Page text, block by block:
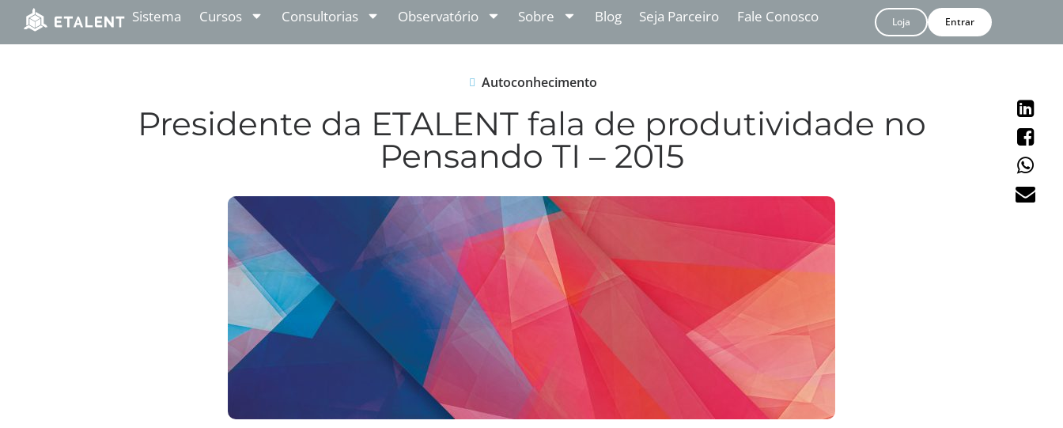
Sistema Cursos Consultorias Observatório Sobre Blog Seja Parceiro Fale Conosco Loja Entrar
Autoconhecimento
Presidente da ETALENT fala de produtividade no
Pensando TI – 2015